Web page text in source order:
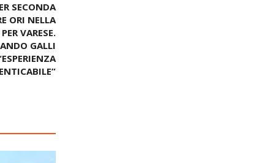
SECONDA
ORI NELLA
VARESE.
GALLI